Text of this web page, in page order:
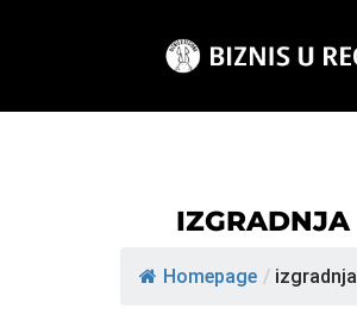
IZGRADNJA
Homepage / izgradnja